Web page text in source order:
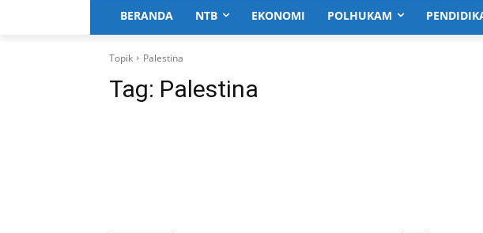
BERANDA NTB EKONOMI POLHUKAM
Topik Palestina
Tag: Palestina